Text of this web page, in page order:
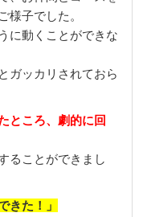
様子でした。
に動くことができな
ガッカリされておら
ところ、劇的に回
ることができまし
きた！」